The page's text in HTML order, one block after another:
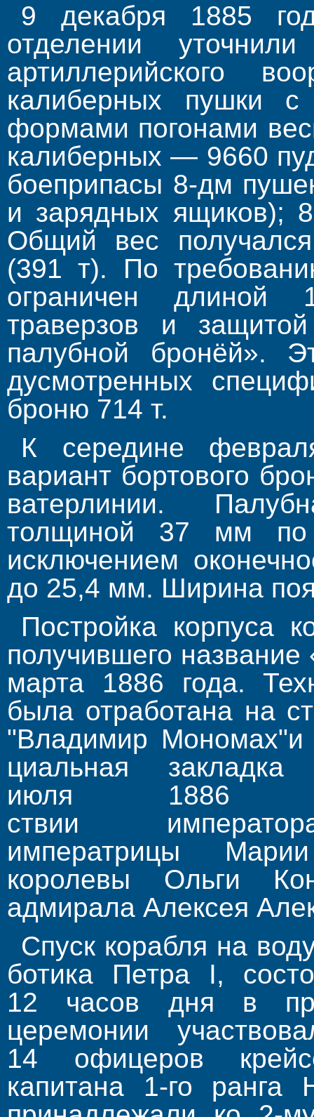
9 декабря 1885
отделении
артиллерийского
калиберных пушки
формами погонами
калиберных — 9660
боеприпасы 8-дм
и зарядных ящиков);
Общий вес
(391 т). По
ограничен
траверзов и
палубной бронёй».
дусмотренных
броню 714 т.
К середине
вариант бортового
ва­терлинии.
толщиной 37 мм по
исключением
до 25,4 мм. Ширина
Постройка корпуса
получившего
марта 1886 года.
была отработана на
"Владимир
циальная
июля 1886
ствии
императрицы
королевы Ольги
адмирала Алексея
Спуск корабля на
ботика Петра I,
12 часов дня в
церемонии
14 офицеров
капитана 1-го